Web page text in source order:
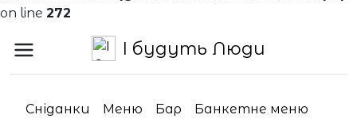
on line 272
І будуть Люди
Сніданки Меню Бар Банкетне меню